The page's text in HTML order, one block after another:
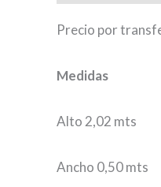
Precio por
Medidas
Alto 2,02 mts
Ancho 0,50 mts